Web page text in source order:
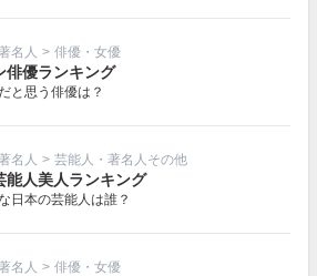
名人 > 俳優・女優
俳優ランキング
と思う俳優は？
名人 > 芸能人・著名人その他
能人美人ランキング
日本の芸能人は誰？
名人 > 俳優・女優